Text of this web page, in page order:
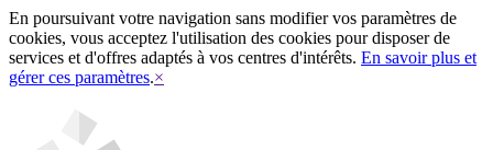
En poursuivant votre navigation sans modifier vos paramètres de
cookies, vous acceptez l'utilisation des cookies pour disposer de
services et d'offres adaptés à vos centres d'intérêts. En savoir plus et
gérer ces paramètres.×